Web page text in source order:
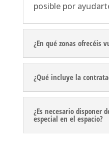
posible por
¿En qué zonas ofrecéis
¿Qué incluye la
¿Es necesario disponer
especial en el espacio?